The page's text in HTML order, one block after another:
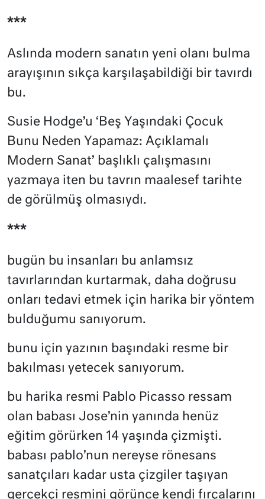
***
Aslında modern sanatın yeni olanı bulma
arayışının sıkça karşılaşabildiği bir tavırdı
bu.
Susie Hodge’u ‘Beş Yaşındaki Çocuk
Bunu Neden Yapamaz: Açıklamalı
Modern Sanat’ başlıklı çalışmasını
yazmaya iten bu tavrın maalesef tarihte
de görülmüş olmasıydı.
***
bugün bu insanları bu anlamsız
tavırlarından kurtarmak, daha doğrusu
onları tedavi etmek için harika bir yöntem
bulduğumu sanıyorum.
bunu için yazının başındaki resme bir
bakılması yetecek sanıyorum.
bu harika resmi Pablo Picasso ressam
olan babası Jose’nin yanında henüz
eğitim görürken 14 yaşında çizmişti.
babası pablo’nun nereyse rönesans
sanatçıları kadar usta çizgiler taşıyan
gerçekçi resmini görünce kendi fırçalarını